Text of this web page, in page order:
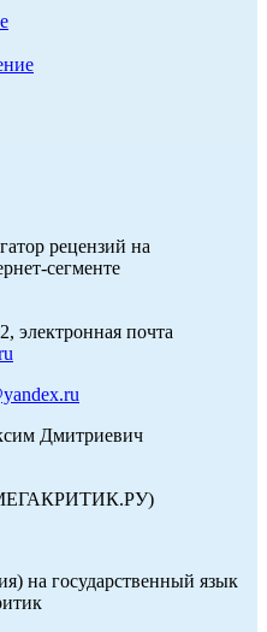
рецензий на
сегменте
электронная почта
Дмитриевич
на государственный язык